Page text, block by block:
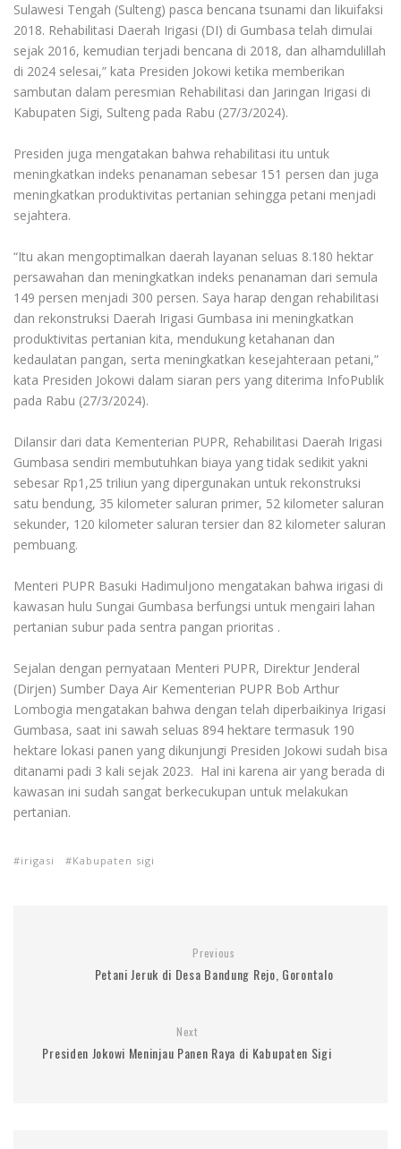
Sulawesi Tengah (Sulteng) pasca bencana tsunami dan likuifaksi
2018. Rehabilitasi Daerah Irigasi (DI) di Gumbasa telah dimulai
sejak 2016, kemudian terjadi bencana di 2018, dan alhamdulillah
di 2024 selesai,” kata Presiden Jokowi ketika memberikan
sambutan dalam peresmian Rehabilitasi dan Jaringan Irigasi di
Kabupaten Sigi, Sulteng pada Rabu (27/3/2024).
Presiden juga mengatakan bahwa rehabilitasi itu untuk
meningkatkan indeks penanaman sebesar 151 persen dan juga
meningkatkan produktivitas pertanian sehingga petani menjadi
sejahtera.
“Itu akan mengoptimalkan daerah layanan seluas 8.180 hektar
persawahan dan meningkatkan indeks penanaman dari semula
149 persen menjadi 300 persen. Saya harap dengan rehabilitasi
dan rekonstruksi Daerah Irigasi Gumbasa ini meningkatkan
produktivitas pertanian kita, mendukung ketahanan dan
kedaulatan pangan, serta meningkatkan kesejahteraan petani,”
kata Presiden Jokowi dalam siaran pers yang diterima InfoPublik
pada Rabu (27/3/2024).
Dilansir dari data Kementerian PUPR, Rehabilitasi Daerah Irigasi
Gumbasa sendiri membutuhkan biaya yang tidak sedikit yakni
sebesar Rp1,25 triliun yang dipergunakan untuk rekonstruksi
satu bendung, 35 kilometer saluran primer, 52 kilometer saluran
sekunder, 120 kilometer saluran tersier dan 82 kilometer saluran
pembuang.
Menteri PUPR Basuki Hadimuljono mengatakan bahwa irigasi di
kawasan hulu Sungai Gumbasa berfungsi untuk mengairi lahan
pertanian subur pada sentra pangan prioritas .
Sejalan dengan pernyataan Menteri PUPR, Direktur Jenderal
(Dirjen) Sumber Daya Air Kementerian PUPR Bob Arthur
Lombogia mengatakan bahwa dengan telah diperbaikinya Irigasi
Gumbasa, saat ini sawah seluas 894 hektare termasuk 190
hektare lokasi panen yang dikunjungi Presiden Jokowi sudah bisa
ditanami padi 3 kali sejak 2023. Hal ini karena air yang berada di
kawasan ini sudah sangat berkecukupan untuk melakukan
pertanian.
irigasi Kabupaten sigi
Previous
Petani Jeruk di Desa Bandung Rejo, Gorontalo
Next
Presiden Jokowi Meninjau Panen Raya di Kabupaten Sigi